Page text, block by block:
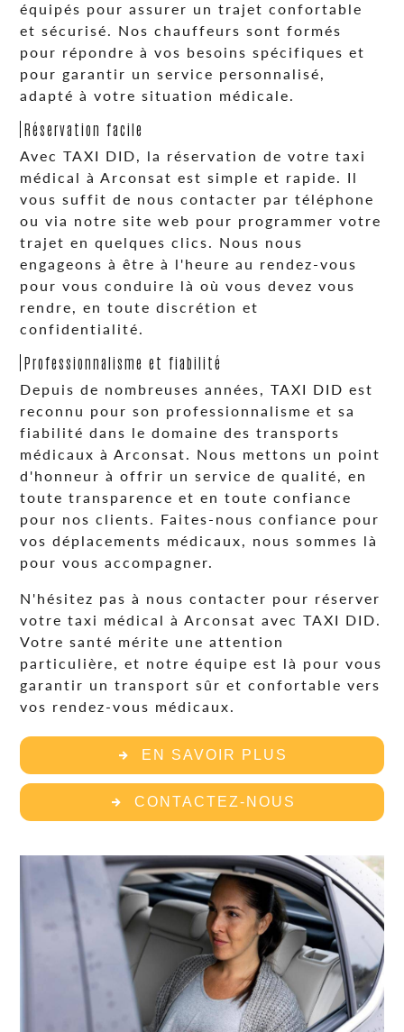
équipés pour assurer un trajet confortable
et sécurisé. Nos chauffeurs sont formés
pour répondre à vos besoins spécifiques et
pour garantir un service personnalisé,
adapté à votre situation médicale.
Réservation facile
Avec TAXI DID, la réservation de votre taxi
médical à Arconsat est simple et rapide. Il
vous suffit de nous contacter par téléphone
ou via notre site web pour programmer votre
trajet en quelques clics. Nous nous
engageons à être à l'heure au rendez-vous
pour vous conduire là où vous devez vous
rendre, en toute discrétion et
confidentialité.
Professionnalisme et fiabilité
Depuis de nombreuses années, TAXI DID est
reconnu pour son professionnalisme et sa
fiabilité dans le domaine des transports
médicaux à Arconsat. Nous mettons un point
d'honneur à offrir un service de qualité, en
toute transparence et en toute confiance
pour nos clients. Faites-nous confiance pour
vos déplacements médicaux, nous sommes là
pour vous accompagner.
N'hésitez pas à nous contacter pour réserver
votre taxi médical à Arconsat avec TAXI DID.
Votre santé mérite une attention
particulière, et notre équipe est là pour vous
garantir un transport sûr et confortable vers
vos rendez-vous médicaux.
EN SAVOIR PLUS
CONTACTEZ-NOUS